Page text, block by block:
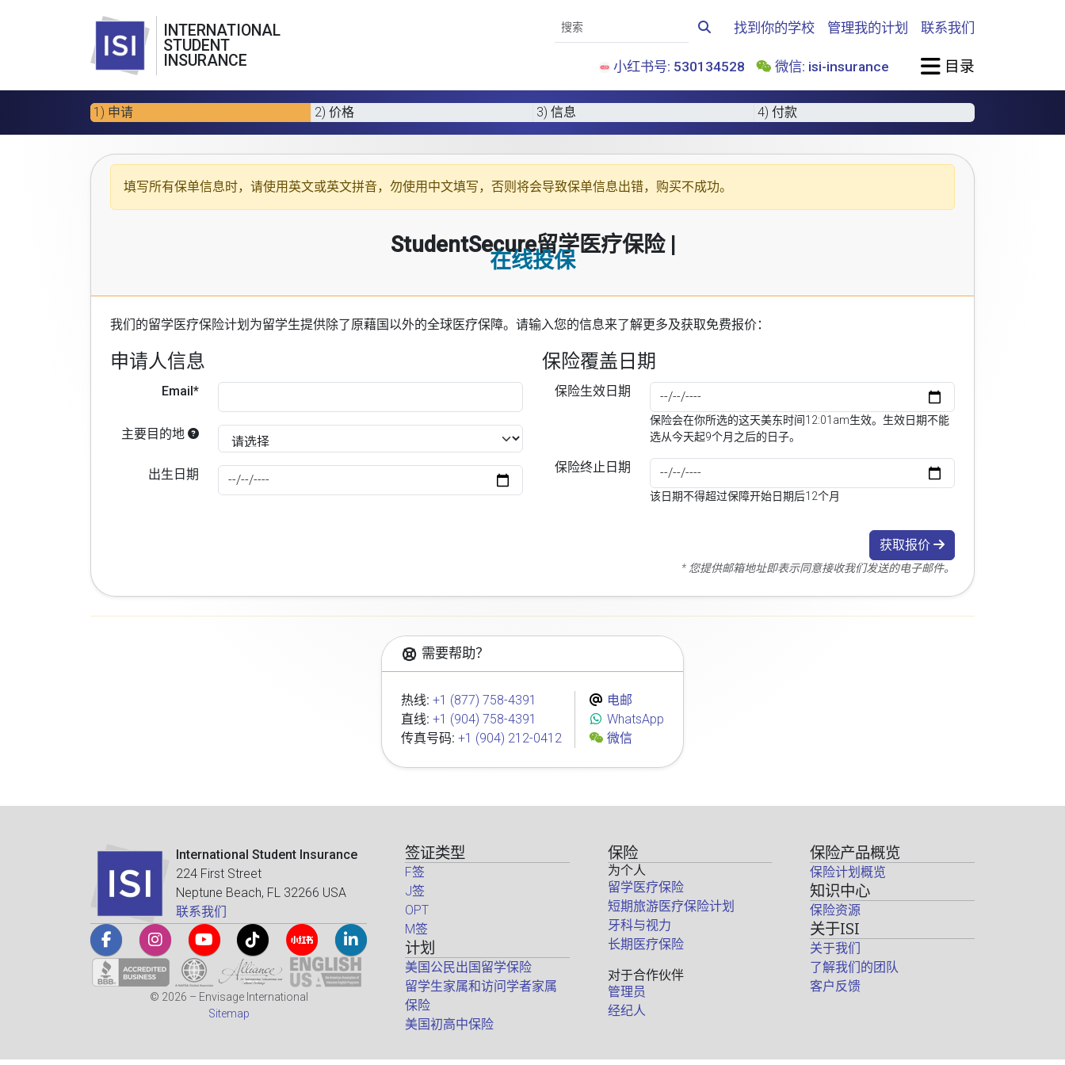
INTERNATIONAL
STUDENT
INSURANCE
找到你的学校 管理我的计划 联系我们
小红书号: 530134528 微信: isi-insurance 目录
1) 申请 2) 价格 3) 信息 4) 付款
填写所有保单信息时，请使用 英文或英文拼音，勿使用中文填写，否则将会导致保单信息出错，购买不成功。
StudentSecure留学医疗保险 |
在线投保
我们的留学医疗保险计划 为留学生提供除了原藉国以外的全球医疗保障。请输入您的信息来了解更多及获取免费报价：
申请人信息
Email*
主要目的地
出生日期
保险覆盖日期
保险生效日期
保险会在你所选的这天美东时间12:01am生效。生效日期不能
选从今天起9个月之后的日子。
保险终止日期
该日期不得超过保障开始日期后12个月
获取报价
* 您提供邮箱地址即表示同意接收我们发送的电子邮件。
需要帮助？
热线: +1 (877) 758-4391
直线: +1 (904) 758-4391
传真号码: +1 (904) 212-0412
电邮
WhatsApp
微信
International Student Insurance
224 First Street
Neptune Beach, FL 32266 USA
联系我们
© 2026 – Envisage International
Sitemap
签证类型
F签
J签
OPT
M签
计划
美国公民出国留学保险
留学生家属和访问学者家属
保险
美国初高中保险
保险
为个人
留学医疗保险
短期旅游医疗保险计划
牙科与视力
长期医疗保险
对于合作伙伴
管理员
经纪人
保险产品概览
保险计划概览
知识中心
保险资源
关于ISI
关于我们
了解我们的团队
客户反馈